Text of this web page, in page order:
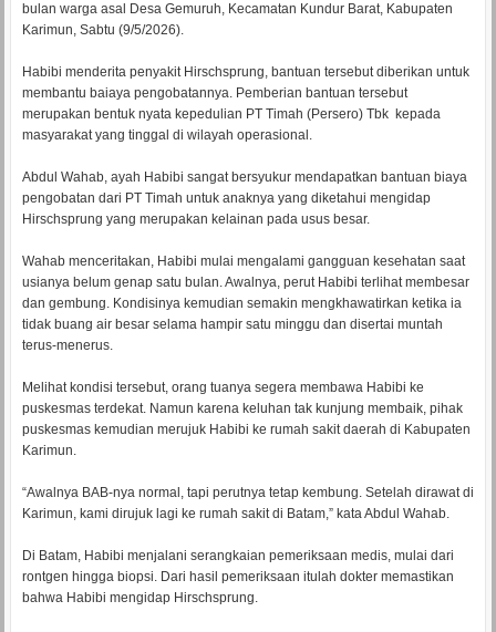
bulan warga asal Desa Gemuruh, Kecamatan Kundur Barat, Kabupaten
Karimun, Sabtu (9/5/2026).
Habibi menderita penyakit Hirschsprung, bantuan tersebut diberikan untuk
membantu baiaya pengobatannya. Pemberian bantuan tersebut
merupakan bentuk nyata kepedulian PT Timah (Persero) Tbk kepada
masyarakat yang tinggal di wilayah operasional.
Abdul Wahab, ayah Habibi sangat bersyukur mendapatkan bantuan biaya
pengobatan dari PT Timah untuk anaknya yang diketahui mengidap
Hirschsprung yang merupakan kelainan pada usus besar.
Wahab menceritakan, Habibi mulai mengalami gangguan kesehatan saat
usianya belum genap satu bulan. Awalnya, perut Habibi terlihat membesar
dan gembung. Kondisinya kemudian semakin mengkhawatirkan ketika ia
tidak buang air besar selama hampir satu minggu dan disertai muntah
terus-menerus.
Melihat kondisi tersebut, orang tuanya segera membawa Habibi ke
puskesmas terdekat. Namun karena keluhan tak kunjung membaik, pihak
puskesmas kemudian merujuk Habibi ke rumah sakit daerah di Kabupaten
Karimun.
“Awalnya BAB-nya normal, tapi perutnya tetap kembung. Setelah dirawat di
Karimun, kami dirujuk lagi ke rumah sakit di Batam,” kata Abdul Wahab.
Di Batam, Habibi menjalani serangkaian pemeriksaan medis, mulai dari
rontgen hingga biopsi. Dari hasil pemeriksaan itulah dokter memastikan
bahwa Habibi mengidap Hirschsprung.